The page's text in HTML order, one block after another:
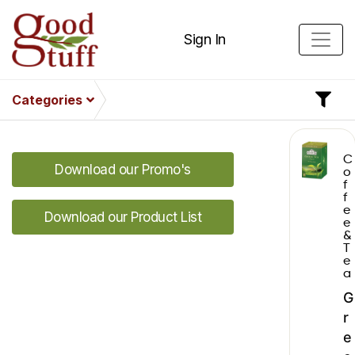
Sign In
Categories
Download our Promo's
Download our Product List
C
o
f
f
e
e
&
T
e
a
G
r
e